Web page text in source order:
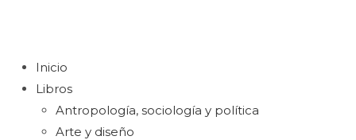
Inicio
Libros
Antropología, sociología y política
Arte y diseño